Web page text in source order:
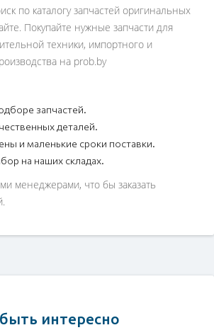
по каталогу запчастей оригинальных
Покупайте нужные запчасти для
техники, импортного и
на prob.by
запчастей.
деталей.
и маленькие сроки поставки.
на наших складах.
менеджерами, что бы заказать
интересно